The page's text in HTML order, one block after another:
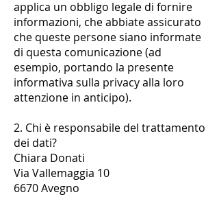
applica un obbligo legale di fornire
informazioni, che abbiate assicurato
che queste persone siano informate
di questa comunicazione (ad
esempio, portando la presente
informativa sulla privacy alla loro
attenzione in anticipo).
2. Chi è responsabile del trattamento
dei dati?
Chiara Donati
Via Vallemaggia 10
6670 Avegno